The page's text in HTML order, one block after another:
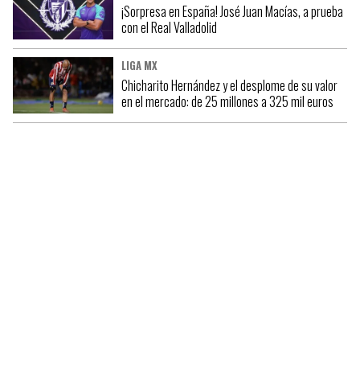
¡Sorpresa en España! José Juan Macías, a prueba
con el Real Valladolid
LIGA MX
Chicharito Hernández y el desplome de su valor
en el mercado: de 25 millones a 325 mil euros